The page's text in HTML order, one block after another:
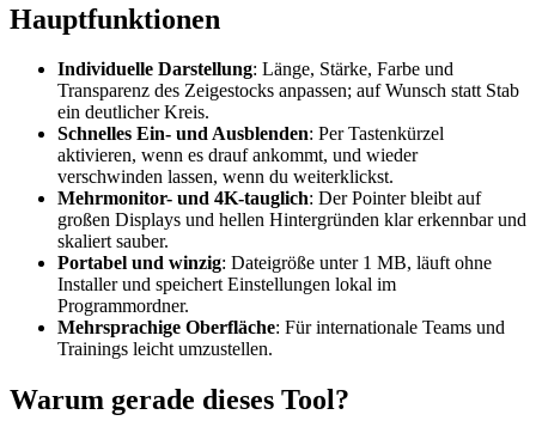
Hauptfunktionen
Individuelle Darstellung: Länge, Stärke, Farbe und
Transparenz des Zeigestocks anpassen; auf Wunsch statt Stab
ein deutlicher Kreis.
Schnelles Ein- und Ausblenden: Per Tastenkürzel
aktivieren, wenn es drauf ankommt, und wieder
verschwinden lassen, wenn du weiterklickst.
Mehrmonitor- und 4K-tauglich: Der Pointer bleibt auf
großen Displays und hellen Hintergründen klar erkennbar und
skaliert sauber.
Portabel und winzig: Dateigröße unter 1 MB, läuft ohne
Installer und speichert Einstellungen lokal im
Programmordner.
Mehrsprachige Oberfläche: Für internationale Teams und
Trainings leicht umzustellen.
Warum gerade dieses Tool?